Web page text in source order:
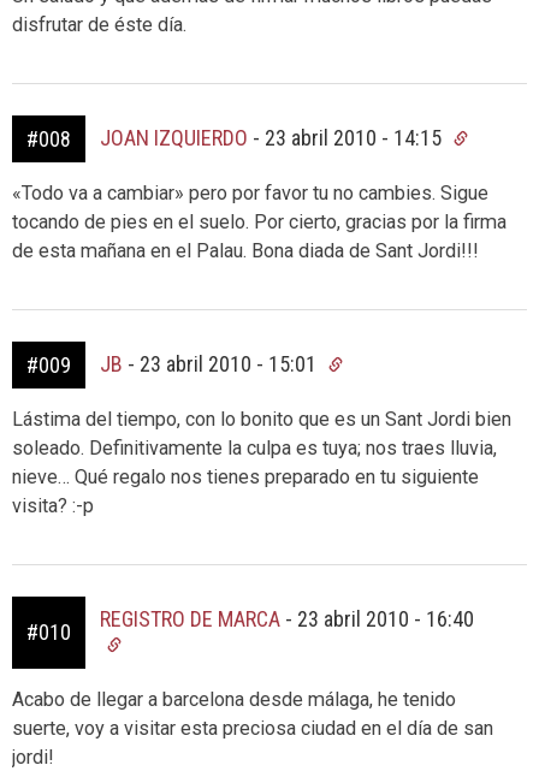
disfrutar de éste día.
#008 JOAN IZQUIERDO - 23 abril 2010 - 14:15
«Todo va a cambiar» pero por favor tu no cambies. Sigue
tocando de pies en el suelo. Por cierto, gracias por la firma
de esta mañana en el Palau. Bona diada de Sant Jordi!!!
#009 JB - 23 abril 2010 - 15:01
Lástima del tiempo, con lo bonito que es un Sant Jordi bien
soleado. Definitivamente la culpa es tuya; nos traes lluvia,
nieve… Qué regalo nos tienes preparado en tu siguiente
visita? :-p
#010
REGISTRO DE MARCA - 23 abril 2010 - 16:40
Acabo de llegar a barcelona desde málaga, he tenido
suerte, voy a visitar esta preciosa ciudad en el día de san
jordi!